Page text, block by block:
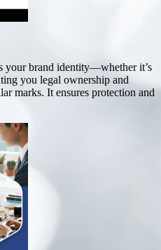
your brand identity—whether it’s
you legal ownership and
marks. It ensures protection and